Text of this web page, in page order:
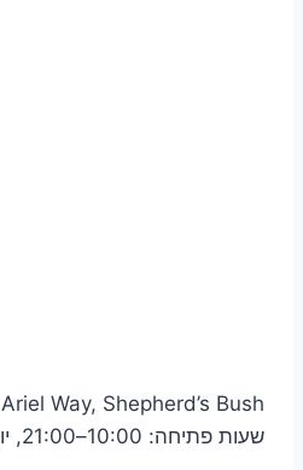
Ariel Way, Shepherd’s Bush
שעות פתיחה: 10:00–21:00, יום א׳ 12:00–18:00